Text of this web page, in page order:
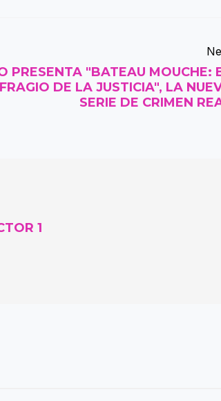
PRESENTA "BATEAU MOUCHE:
DE LA JUSTICIA", LA
SERIE DE CRIMEN
1